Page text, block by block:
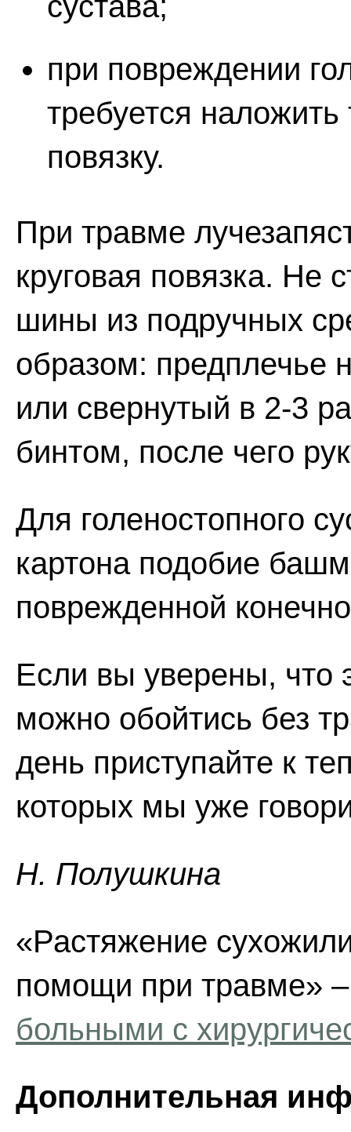
при повреждении
требуется
повязку.
При травме
круговая повязка. Не
шины из подручных
образом: предплечье
или свернутый в 2-3
бинтом, после чего
Для голеностопного
картона подобие
поврежденной
Если вы уверены, что
можно обойтись без
день приступайте к
которых мы уже
Н. Полушкина
«Растяжение
помощи при травме»
больными с
Дополнительная